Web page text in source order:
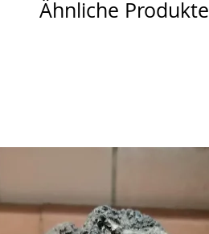
Ähnliche Produkte